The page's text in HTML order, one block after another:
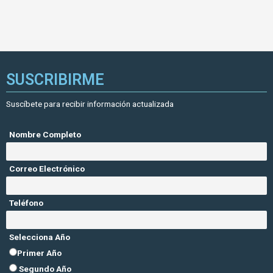
SUSCRIBIRME
Suscíbete para recibir información actualizada
Nombre Completo
Correo Electrónico
Teléfono
Selecciona Año
Primer Año
Segundo Año